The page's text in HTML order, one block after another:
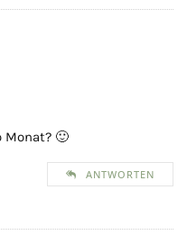
Monat? 🙂
ANTWORTEN